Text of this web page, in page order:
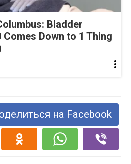
Bladder
Down to 1 Thing
на Facebook